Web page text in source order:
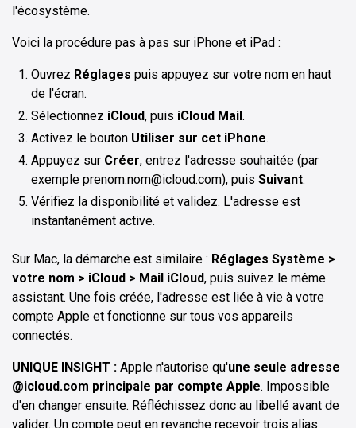
l'écosystème.
Voici la procédure pas à pas sur iPhone et iPad :
Ouvrez Réglages puis appuyez sur votre nom en haut
de l'écran.
Sélectionnez iCloud, puis iCloud Mail.
Activez le bouton Utiliser sur cet iPhone.
Appuyez sur Créer, entrez l'adresse souhaitée (par
exemple prenom.nom@icloud.com), puis Suivant.
Vérifiez la disponibilité et validez. L'adresse est
instantanément active.
Sur Mac, la démarche est similaire : Réglages Système >
votre nom > iCloud > Mail iCloud, puis suivez le même
assistant. Une fois créée, l'adresse est liée à vie à votre
compte Apple et fonctionne sur tous vos appareils
connectés.
UNIQUE INSIGHT : Apple n'autorise qu'une seule adresse
@icloud.com principale par compte Apple. Impossible
d'en changer ensuite. Réfléchissez donc au libellé avant de
valider. Un compte peut en revanche recevoir trois alias